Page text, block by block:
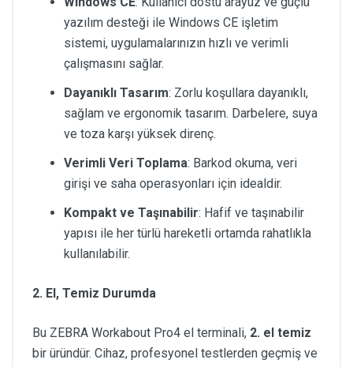
yazılım desteği ile Windows CE işletim
sistemi, uygulamalarınızın hızlı ve verimli
çalışmasını sağlar.
Dayanıklı Tasarım: Zorlu koşullara dayanıklı,
sağlam ve ergonomik tasarım. Darbelere, suya
ve toza karşı yüksek direnç.
Verimli Veri Toplama: Barkod okuma, veri
girişi ve saha operasyonları için idealdir.
Kompakt ve Taşınabilir: Hafif ve taşınabilir
yapısı ile her türlü hareketli ortamda rahatlıkla
kullanılabilir.
2. El, Temiz Durumda
Bu ZEBRA Workabout Pro4 el terminali, 2. el temiz
bir üründür. Cihaz, profesyonel testlerden geçmiş ve